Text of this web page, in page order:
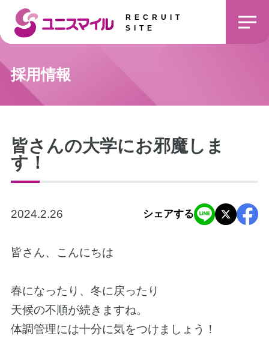
RECRUIT
SITE
採用情報
皆さんの大学にお邪魔しま
す！
2024.2.26 シェアする
皆さん、こんにちは
春になったり、冬に戻ったり
天候の不順が続きますね。
体調管理には十分に気をつけましょう！